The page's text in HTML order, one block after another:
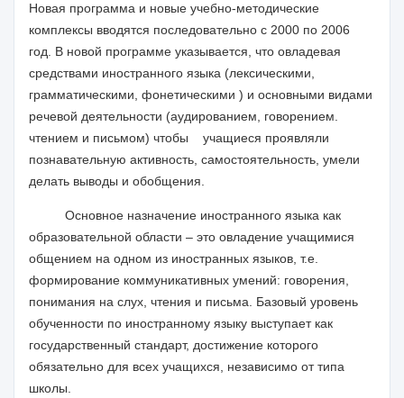
Новая программа и новые учебно-методические
комплексы вводятся последовательно с 2000 по 2006
год. В новой программе указывается, что овладевая
средствами иностранного языка (лексическими,
грамматическими, фонетическими ) и основными видами
речевой деятельности (аудированием, говорением.
чтением и письмом) чтобы учащиеся проявляли
познавательную активность, самостоятельность, умели
делать выводы и обобщения.
Основное назначение иностранного языка как
образовательной области – это овладение учащимися
общением на одном из иностранных языков, т.е.
формирование коммуникативных умений: говорения,
понимания на слух, чтения и письма. Базовый уровень
обученности по иностранному языку выступает как
государственный стандарт, достижение которого
обязательно для всех учащихся, независимо от типа
школы.